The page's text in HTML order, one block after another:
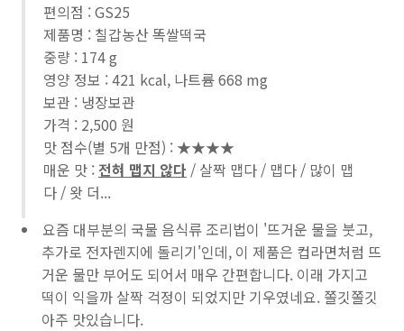
편의점 : GS25
제품명 : 칠갑농산 똑쌀떡국
중량 : 174 g
영양 정보 : 421 kcal, 나트륨 668 mg
보관 : 냉장보관
가격 : 2,500 원
맛 점수(별 5개 만점) : ★★★★
매운 맛 : 전혀 맵지 않다 / 살짝 맵다 / 맵다 / 많이 맵
다 / 왓 더...
요즘 대부분의 국물 음식류 조리법이 '뜨거운 물을 붓고,
추가로 전자렌지에 돌리기'인데, 이 제품은 컵라면처럼 뜨
거운 물만 부어도 되어서 매우 간편합니다. 이래 가지고
떡이 익을까 살짝 걱정이 되었지만 기우였네요. 쫄깃쫄깃
아주 맛있습니다.